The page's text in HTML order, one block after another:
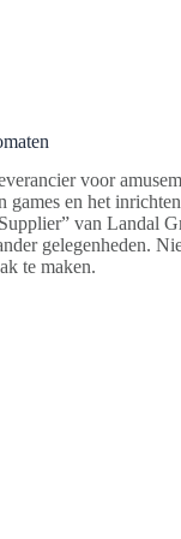
voor
games en het
van Landal
gelegenheden.
te maken.